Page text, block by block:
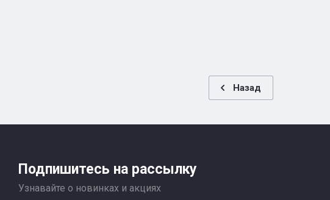
Назад
Подпишитесь на рассылку
Узнавайте о новинках и акциях